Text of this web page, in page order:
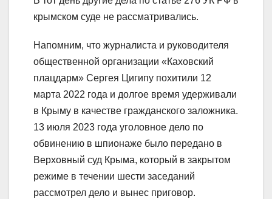
крымском суде не рассматривались.
Напомним, что журналиста и руководителя
общественной организации «Каховский
плацдарм» Сергея Цигипу похитили 12
марта 2022 года и долгое время удерживали
в Крыму в качестве гражданского заложника.
13 июля 2023 года уголовное дело по
обвинению в шпионаже было передано в
Верховный суд Крыма, который в закрытом
режиме в течении шести заседаний
рассмотрел дело и вынес приговор.